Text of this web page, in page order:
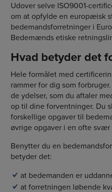
Udover selve ISO9001-
om at opfylde en europæisk
bedemandsforretninger i
Bedemænds etiske
Hvad betyder det
Hele formålet med
rammer for dig som
de ydelser, som du aftaler
op til dine forventninger. Du
forskellige opgaver til
øvrige opgaver i en ofte svær
Benytter du en
betyder det:
at bedemanden er
at forretningen løbende